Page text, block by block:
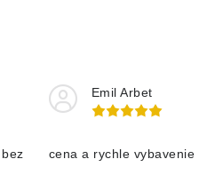
Emil Arbet
cena a rychle vybavenie